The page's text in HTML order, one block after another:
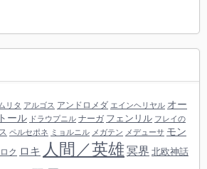
リタ アルゴス アンドロメダ エインヘリヤル オー
トール ドラウプニル ナーガ フェンリル フレイの
ペルセポネ ミョルニル メガテン メデューサ モン
ク ロキ 人間／英雄冥界 北欧神話